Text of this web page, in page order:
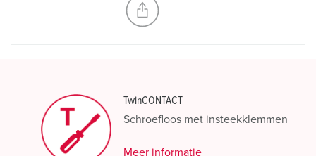
TwinCONTACT
Schroefloos met insteekklemmen
Meer informatie